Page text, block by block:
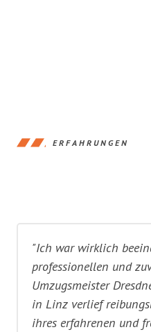
ERFAHRUNGEN
"Ich war wirklich
professionellen und
Umzugsmeister
in Linz verlief
ihres erfahrenen und